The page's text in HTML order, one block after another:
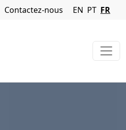
Navigation Menu
Contactez-nous EN PT FR